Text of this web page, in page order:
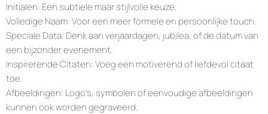
Initialen: Een subtiele maar stijlvolle keuze.
Volledige Naam: Voor een meer formele en persoonlijke touch.
Speciale Data: Denk aan verjaardagen, jubilea, of de datum van
een bijzonder evenement.
Inspirerende Citaten: Voeg een motiverend of liefdevol citaat
toe.
Afbeeldingen: Logo’s, symbolen of eenvoudige afbeeldingen
kunnen ook worden gegraveerd.